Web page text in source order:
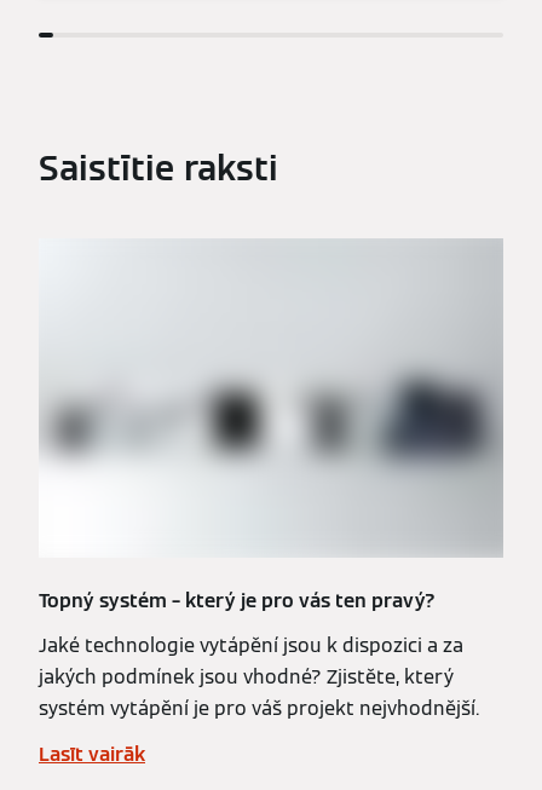
Saistītie raksti
Topný systém – který je pro vás ten pravý?
Jaké technologie vytápění jsou k dispozici a za
jakých podmínek jsou vhodné? Zjistěte, který
systém vytápění je pro váš projekt nejvhodnější.
Lasīt vairāk